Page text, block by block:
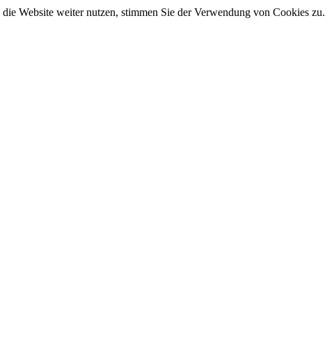
Website weiter nutzen, stimmen Sie der Verwendung von Cookies zu.